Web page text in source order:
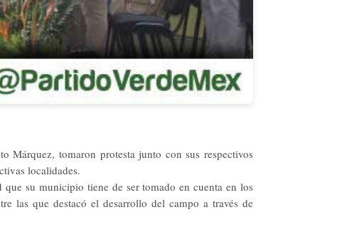
Márquez, tomaron protesta junto con sus respectivos
localidades.
su municipio tiene de ser tomado en cuenta en los
las que destacó el desarrollo del campo a través de